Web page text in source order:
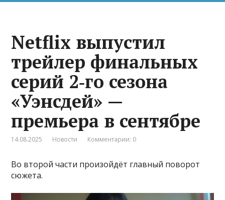
Netflix выпустил
трейлер финальных
серий 2‑го сезона
«Уэнсдей» —
премьера в сентябре
14.08.2025 Новости Комментарии: 0
Во второй части произойдёт главный поворот
сюжета.